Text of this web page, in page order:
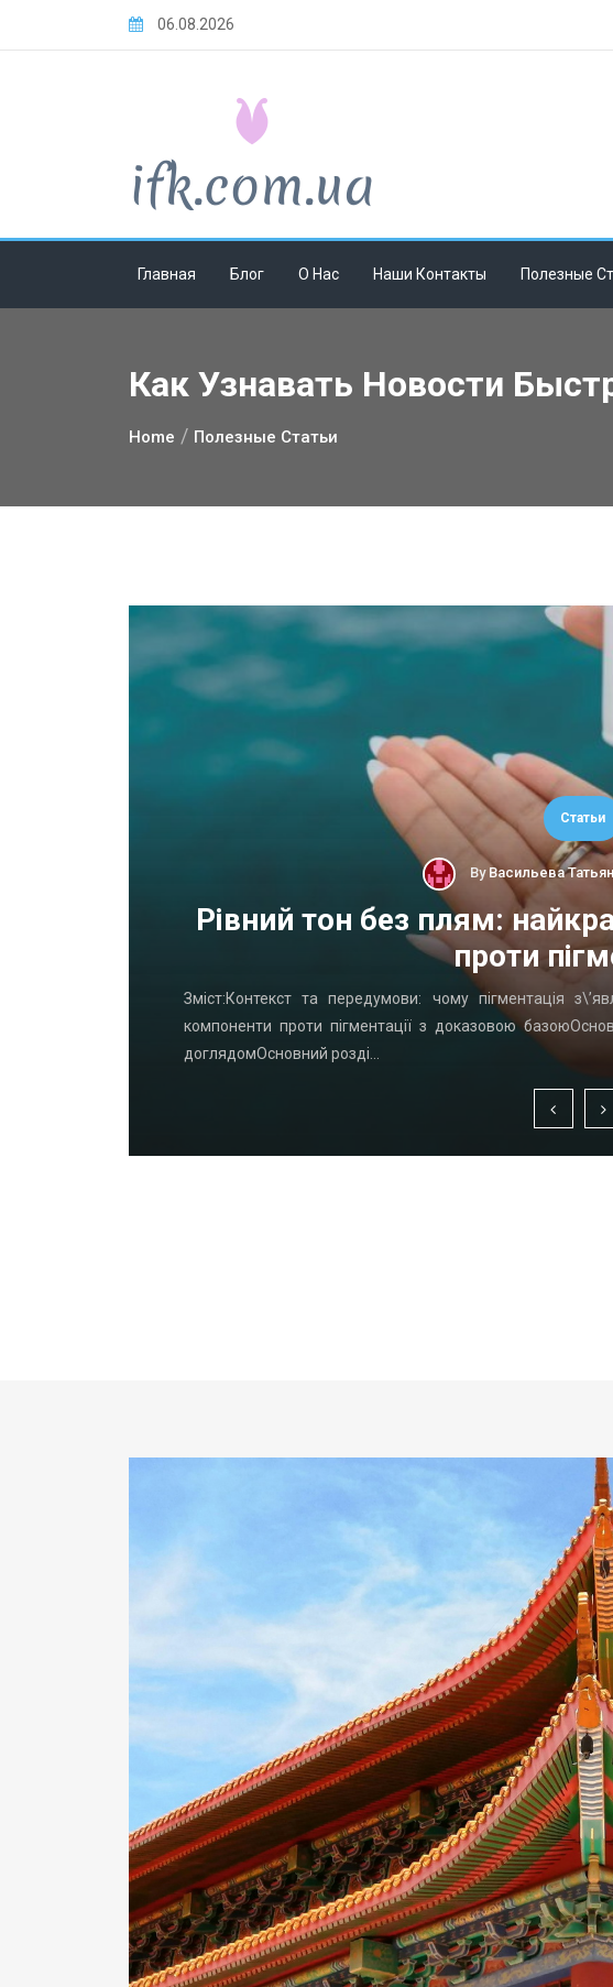
06.08.2026
Главная Блог О Нас Наши Контакты Полезные
Как Узнавать Новости
Home Полезные Статьи
Статьи
By Васильева
Рівний тон без плям:
проти
Зміст:Контекст та передумови: чому пігментація
компоненти проти пігментації з доказовою
доглядомОсновний розді…